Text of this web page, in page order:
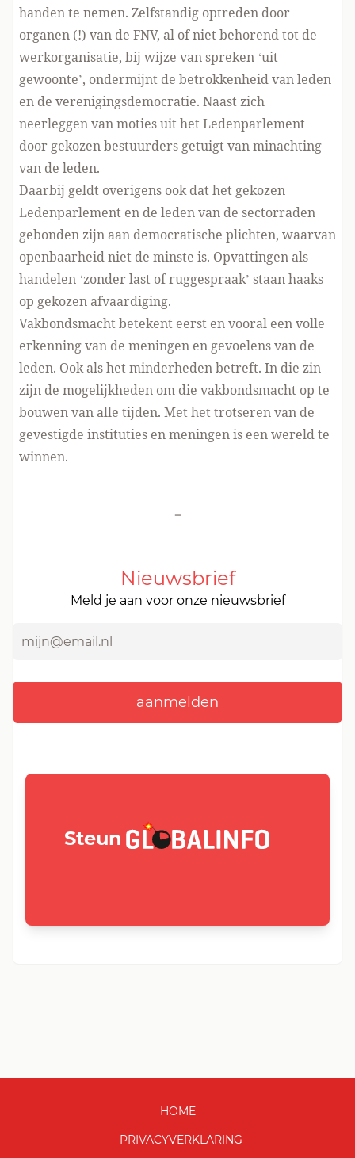
handen te nemen. Zelfstandig optreden door
organen (!) van de FNV, al of niet behorend tot de
werkorganisatie, bij wijze van spreken ‘uit
gewoonte’, ondermijnt de betrokkenheid van leden
en de verenigingsdemocratie. Naast zich
neerleggen van moties uit het Ledenparlement
door gekozen bestuurders getuigt van minachting
van de leden.
Daarbij geldt overigens ook dat het gekozen
Ledenparlement en de leden van de sectorraden
gebonden zijn aan democratische plichten, waarvan
openbaarheid niet de minste is. Opvattingen als
handelen ‘zonder last of ruggespraak’ staan haaks
op gekozen afvaardiging.
Vakbondsmacht betekent eerst en vooral een volle
erkenning van de meningen en gevoelens van de
leden. Ook als het minderheden betreft. In die zin
zijn de mogelijkheden om die vakbondsmacht op te
bouwen van alle tijden. Met het trotseren van de
gevestigde instituties en meningen is een wereld te
winnen.
-
Nieuwsbrief
Meld je aan voor onze nieuwsbrief
Steun GLOBALINFO.nl
HOME
PRIVACYVERKLARING